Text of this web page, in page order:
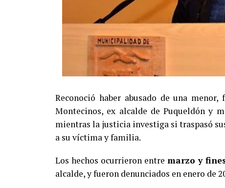
Reconoció haber abusado de una
Montecinos, ex alcalde de Puqueldón y
mientras la justicia investiga si traspasó
a su víctima y familia.
Los hechos ocurrieron entre marzo y
alcalde, y fueron denunciados en enero de